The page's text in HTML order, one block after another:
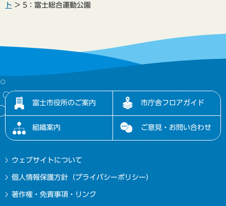
ト > 5：富士総合運動公園
富士市役所のご案内 市庁舎フロアガイド
組織案内 ご意見・お問い合わせ
ウェブサイトについて
個人情報保護方針（プライバシーポリシー）
著作権・免責事項・リンク